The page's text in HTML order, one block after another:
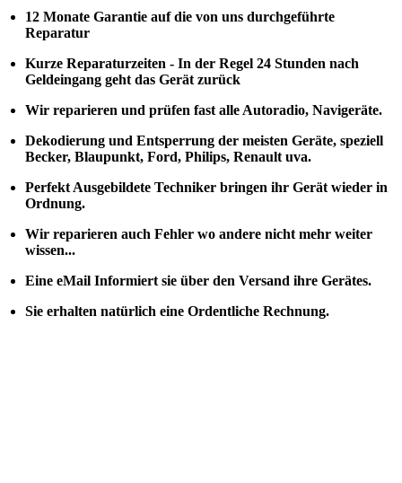
12 Monate Garantie auf die von uns durchgeführte
Reparatur
Kurze Reparaturzeiten - In der Regel 24 Stunden nach
Geldeingang geht das Gerät zurück
Wir reparieren und prüfen fast alle Autoradio, Navigeräte.
Dekodierung und Entsperrung der meisten Geräte, speziell
Becker, Blaupunkt, Ford, Philips, Renault uva.
Perfekt Ausgebildete Techniker bringen ihr Gerät wieder in
Ordnung.
Wir reparieren auch Fehler wo andere nicht mehr weiter
wissen...
Eine eMail Informiert sie über den Versand ihre Gerätes.
Sie erhalten natürlich eine Ordentliche Rechnung.